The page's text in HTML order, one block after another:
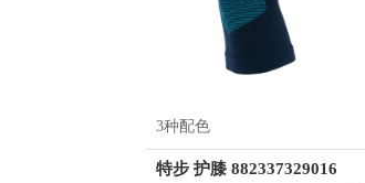
3种配色
特步 护膝 882337329016